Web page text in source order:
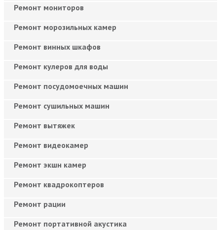
Ремонт мониторов
Ремонт морозильных камер
Ремонт винных шкафов
Ремонт кулеров для воды
Ремонт посудомоечных машин
Ремонт сушильных машин
Ремонт вытяжек
Ремонт видеокамер
Ремонт экшн камер
Ремонт квадрокоптеров
Ремонт рации
Ремонт портативной акустика